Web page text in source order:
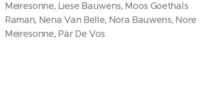
Meiresonne, Liese Bauwens, Moos Goethals
Raman, Nena Van Belle, Nora Bauwens, Nore
Meiresonne, Pär De Vos